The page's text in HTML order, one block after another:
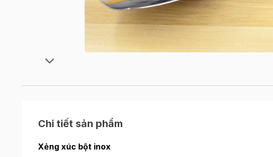
Chi tiết sản phẩm
Xẻng xúc bột inox